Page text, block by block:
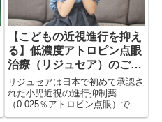
【こどもの近視進行を抑え
る】低濃度アトロピン点眼
治療（リジュセア）のご案
内
リジュセアは日本で初めて承認さ
れた小児近視の進行抑制薬
（0.025％アトロピン点眼）で
す。学童期の近視は眼軸が伸びる